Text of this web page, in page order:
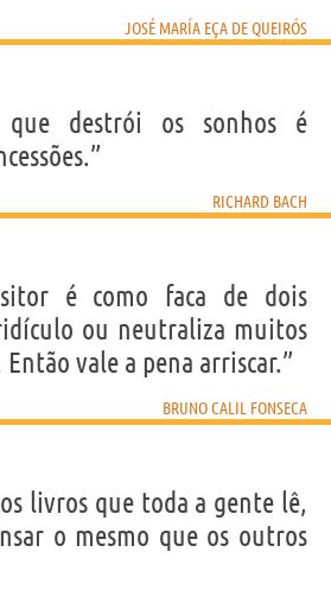
JOSÉ MARÍA EÇA DE QUEIRÓS
que destrói os sonhos é
RICHARD BACH
é como faca de dois
ou neutraliza muitos
vale a pena arriscar.”
BRUNO CALIL FONSECA
os livros que toda a gente lê,
o mesmo que os outros